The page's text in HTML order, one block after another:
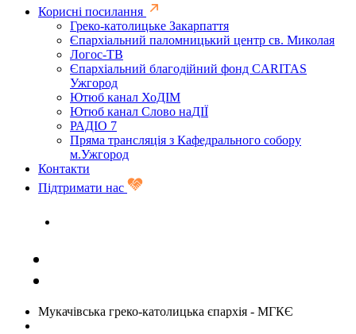
Корисні посилання
Греко-католицьке Закарпаття
Єпархіальний паломницький центр св. Миколая
Логос-ТВ
Єпархіальний благодійний фонд CARITAS
Ужгород
Ютюб канал ХоДІМ
Ютюб канал Слово наДІЇ
РАДІО 7
Пряма трансляція з Кафедрального собору
м.Ужгород
Контакти
Підтримати нас
Мукачівська греко-католицька єпархія - МГКЄ